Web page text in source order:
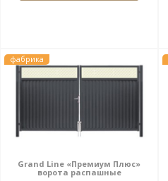
фабрика
Grand Line «Премиум Плюс»
ворота распашные